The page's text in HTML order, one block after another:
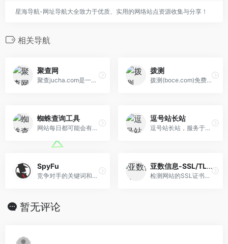
星海导航-网址导航大全致力于优质、实用的网络站点资源收集与分享！
相关导航
聚查网
聚查jucha.com是一个专业的域...
拨测
拨测(boce.com)免费提供网站速度测试、网络速度检测、域名污染检测、域名被墙查询、多地区在线ping测试、dns查询、路由跟踪查询、ipv6网站测试等功能；网络检测节点覆盖全国各省电信、联通、移动、教育网等。
蜘蛛查询工具
网站每日都可能会有大量的蜘蛛爬虫访问，或者搜索引擎爬虫，或者安全扫描，或者SEO检测……满目琳琅。借助我们的蜘蛛爬虫检测工具，让一切假蜘蛛爬虫无处遁形！
逗号站长站
逗号站长站，服务于互联网站长的站长工具。
SpyFu
竞争对手的关键词和广告分析
亚数信息-SSL/TLS安全评估报告
检测网站的SSL证书是否安全，是否存在漏洞，是否达到SSL行业标准，符合苹果ATS规范，能否通过微信小程序安全要求。同时提供证书格式转换，CSR，证书链，SSL配置生成等工具。
暂无评论